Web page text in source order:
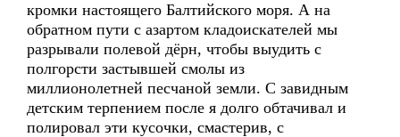
кромки настоящего Балтийского моря. А на
обратном пути с азартом кладоискателей мы
разрывали полевой дёрн, чтобы выудить с
полгорсти застывшей смолы из
миллионолетней песчаной земли. С завидным
детским терпением после я долго обтачивал и
полировал эти кусочки, смастерив, с